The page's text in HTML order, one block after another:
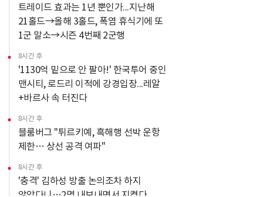
트레이드 효과는 1년 뿐인가...지난해
21홀드→올해 3홀드, 폭염 휴식기에 또
1군 말소→시즌 4번째 2군행
8시간 후
'1130억 밑으로 안 팔아!' 한국투어 중인
맨시티, 로드리 이적에 강경입장...레알
+바르사 속 터진다
8시간 후
블룸버그 "튀르키예, 흑해행 선박 운항
제한… 상선 공격 여파"
8시간 후
'충격' 김하성 방출 논의조차 하지
않았다니…2명 내보내면서 지켰다,